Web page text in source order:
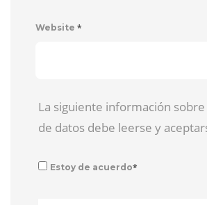
Website *
La siguiente información
de datos debe leerse y
Estoy de acuerdo*